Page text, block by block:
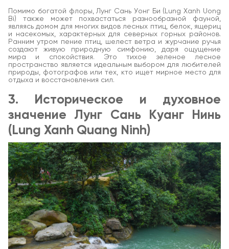
Помимо богатой флоры, Лунг Сань Уонг Би (Lung Xanh Uong
Bi) также может похвастаться разнообразной фауной,
являясь домом для многих видов лесных птиц, белок, ящериц
и насекомых, характерных для северных горных районов.
Ранним утром пение птиц, шелест ветра и журчание ручья
создают живую природную симфонию, даря ощущение
мира и спокойствия. Это тихое зеленое лесное
пространство является идеальным выбором для любителей
природы, фотографов или тех, кто ищет мирное место для
отдыха и восстановления сил.
3. Историческое и духовное
значение Лунг Сань Куанг Нинь
(Lung Xanh Quang Ninh)